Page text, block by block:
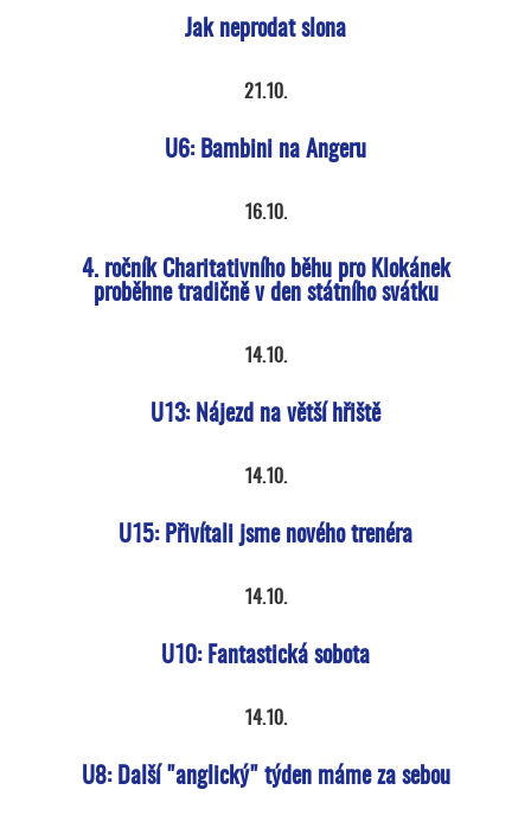
Jak neprodat slona
21.10.
U6: Bambini na Angeru
16.10.
4. ročník Charitativního běhu pro Klokánek
proběhne tradičně v den státního svátku
14.10.
U13: Nájezd na větší hřiště
14.10.
U15: Přivítali jsme nového trenéra
14.10.
U10: Fantastická sobota
14.10.
U8: Další "anglický" týden máme za sebou